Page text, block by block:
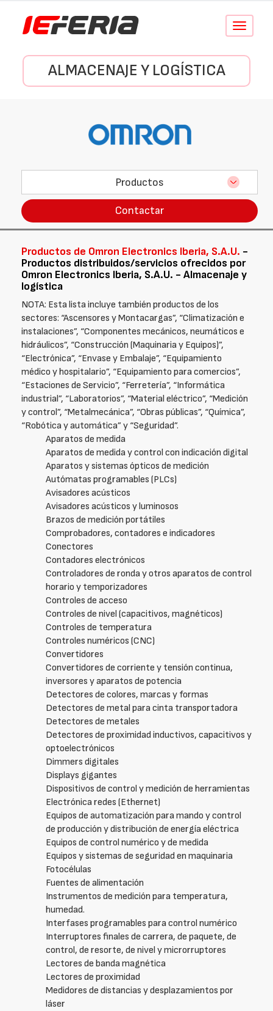
Conmutar
ALMACENAJE Y LOGÍSTICA
Productos
Contactar
Productos de Omron Electronics Iberia, S.A.U. -
Productos distribuidos/servicios ofrecidos por
Omron Electronics Iberia, S.A.U. - Almacenaje y
logística
NOTA: Esta lista incluye también productos de los
sectores: “Ascensores y Montacargas”, “Climatización e
instalaciones”, “Componentes mecánicos, neumáticos e
hidráulicos”, “Construcción (Maquinaria y Equipos)”,
“Electrónica”, “Envase y Embalaje”, “Equipamiento
médico y hospitalario”, “Equipamiento para comercios”,
“Estaciones de Servicio”, “Ferretería”, “Informática
industrial”, “Laboratorios”, “Material eléctrico”, “Medición
y control”, “Metalmecánica”, “Obras públicas”, “Química”,
“Robótica y automática” y “Seguridad”.
Aparatos de medida
Aparatos de medida y control con indicación digital
Aparatos y sistemas ópticos de medición
Autómatas programables (PLCs)
Avisadores acústicos
Avisadores acústicos y luminosos
Brazos de medición portátiles
Comprobadores, contadores e indicadores
Conectores
Contadores electrónicos
Controladores de ronda y otros aparatos de control
horario y temporizadores
Controles de acceso
Controles de nivel (capacitivos, magnéticos)
Controles de temperatura
Controles numéricos (CNC)
Convertidores
Convertidores de corriente y tensión continua,
inversores y aparatos de potencia
Detectores de colores, marcas y formas
Detectores de metal para cinta transportadora
Detectores de metales
Detectores de proximidad inductivos, capacitivos y
optoelectrónicos
Dimmers digitales
Displays gigantes
Dispositivos de control y medición de herramientas
Electrónica redes (Ethernet)
Equipos de automatización para mando y control
de producción y distribución de energía eléctrica
Equipos de control numérico y de medida
Equipos y sistemas de seguridad en maquinaria
Fotocélulas
Fuentes de alimentación
Instrumentos de medición para temperatura,
humedad.
Interfases programables para control numérico
Interruptores finales de carrera, de paquete, de
control, de resorte, de nivel y microrruptores
Lectores de banda magnética
Lectores de proximidad
Medidores de distancias y desplazamientos por
láser